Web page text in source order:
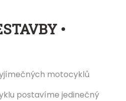
•
motocyklů
postavíme jedinečný